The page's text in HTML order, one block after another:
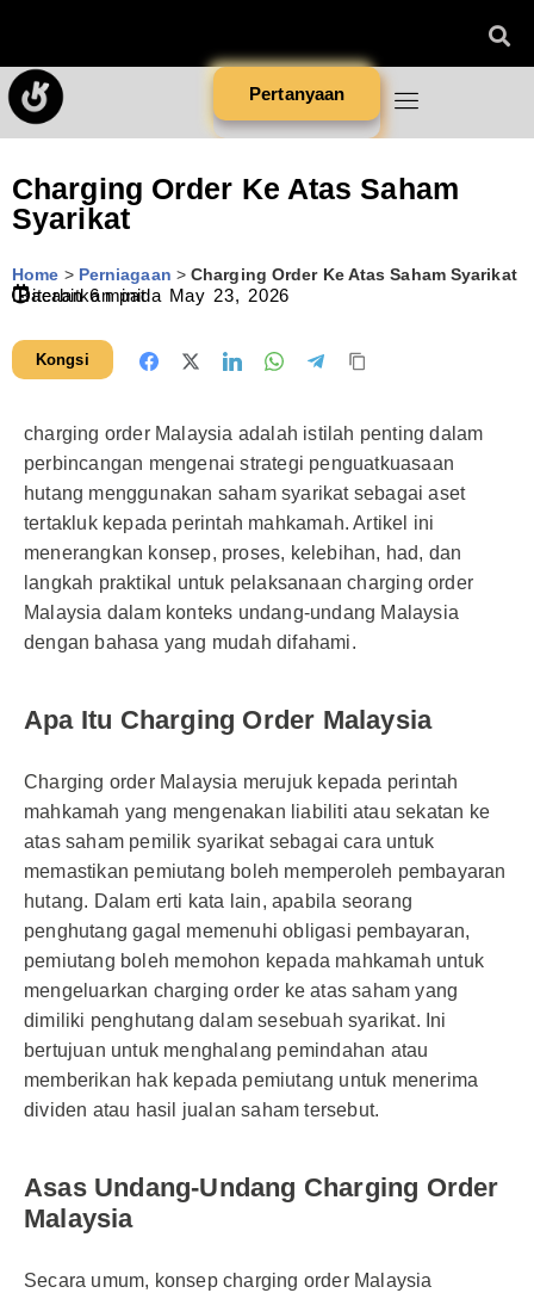
Pertanyaan
Charging Order Ke Atas Saham
Syarikat
Home > Perniagaan >Charging Order Ke Atas Saham Syarikat
Diterbitkan pada May 23, 2026
Bacaan6 minit
Kongsi
charging order Malaysia adalah istilah penting dalam
perbincangan mengenai strategi penguatkuasaan
hutang menggunakan saham syarikat sebagai aset
tertakluk kepada perintah mahkamah. Artikel ini
menerangkan konsep, proses, kelebihan, had, dan
langkah praktikal untuk pelaksanaan charging order
Malaysia dalam konteks undang-undang Malaysia
dengan bahasa yang mudah difahami.
Apa Itu Charging Order Malaysia
Charging order Malaysia merujuk kepada perintah
mahkamah yang mengenakan liabiliti atau sekatan ke
atas saham pemilik syarikat sebagai cara untuk
memastikan pemiutang boleh memperoleh pembayaran
hutang. Dalam erti kata lain, apabila seorang
penghutang gagal memenuhi obligasi pembayaran,
pemiutang boleh memohon kepada mahkamah untuk
mengeluarkan charging order ke atas saham yang
dimiliki penghutang dalam sesebuah syarikat. Ini
bertujuan untuk menghalang pemindahan atau
memberikan hak kepada pemiutang untuk menerima
dividen atau hasil jualan saham tersebut.
Asas Undang-Undang Charging Order
Malaysia
Secara umum, konsep charging order Malaysia